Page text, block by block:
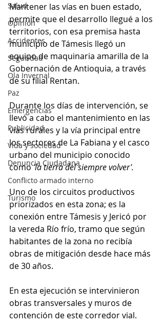
Salud
Opinión
Accidentes
Seguridad
Ola Invernal
Paz
Emergencias
Publicidad
Vida y sociedad
Denuncia Ciudadana
Conflicto armado interno
Turismo
Mantener las vías en buen estado,
permite que el desarrollo llegué a los
territorios, con esa premisa hasta
municipio de Támesis llegó un
equipo de maquinaria amarilla de la
Gobernación de Antioquia, a través
de su filial Rentan.
Durante los días de intervención, se
llevó a cabo el mantenimiento en las
vías rurales y la vía principal entre
los sectores de La Fabiana y el casco
urbano del municipio conocido
como 'la tierra del siempre volver'.
Uno de los circuitos productivos
priorizados en esta zona; es la
conexión entre Támesis y Jericó por
la vereda Río frío, tramo que según
habitantes de la zona no recibía
obras de mitigación desde hace más
de 30 años.
En esta ejecución se intervinieron
obras transversales y muros de
contención de este corredor vial.